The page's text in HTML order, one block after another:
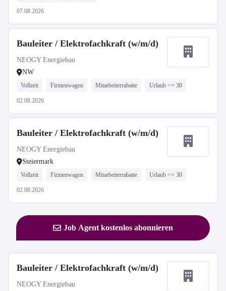
07.08.2026
Bauleiter / Elektrofachkraft (w/m/d)
NEOGY Energiebau
NW
Vollzeit Firmenwagen Mitarbeiterrabatte Urlaub >= 30
02.08.2026
Bauleiter / Elektrofachkraft (w/m/d)
NEOGY Energiebau
Steiermark
Vollzeit Firmenwagen Mitarbeiterrabatte Urlaub >= 30
02.08.2026
Job Agent kostenlos abonnieren
Bauleiter / Elektrofachkraft (w/m/d)
NEOGY Energiebau